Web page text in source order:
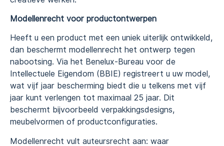
Modellenrecht voor productontwerpen
Heeft u een product met een uniek uiterlijk ontwikkeld,
dan beschermt modellenrecht het ontwerp tegen
nabootsing. Via het Benelux-Bureau voor de
Intellectuele Eigendom (BBIE) registreert u uw model,
wat vijf jaar bescherming biedt die u telkens met vijf
jaar kunt verlengen tot maximaal 25 jaar. Dit
beschermt bijvoorbeeld verpakkingsdesigns,
meubelvormen of productconfiguraties.
Modellenrecht vult auteursrecht aan: waar